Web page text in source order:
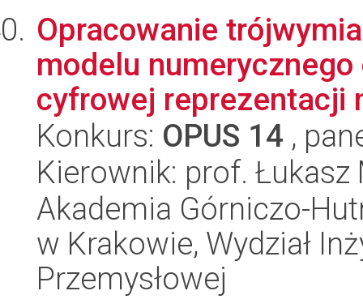
Opracowanie
modelu
cyfrowej reprezentacji
Konkurs: OPUS 14 ,
Kierownik: prof. Łukasz
Akademia Górniczo-
w Krakowie, Wydział
Przemysłowej